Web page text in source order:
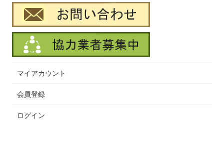
マイアカウント
会員登録
ログイン